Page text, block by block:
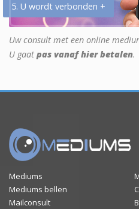
5. U wordt verbonden +
Uw consult met een online
U gaat pas vanaf hier betalen.
Mediums
Mediums bellen
Mailconsult